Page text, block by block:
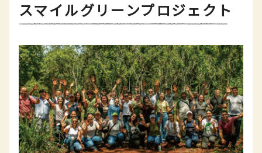
スマイルグリーンプロジェクト